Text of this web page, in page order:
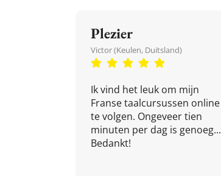
Plezier
Victor (Keulen, Duitsland)
Ik vind het leuk om mijn
Franse taalcursussen online
te volgen. Ongeveer tien
minuten per dag is genoeg...
Bedankt!